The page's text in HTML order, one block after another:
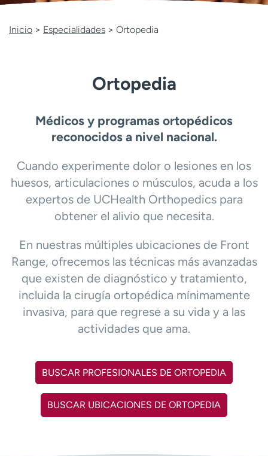
Ready. Set. CO.
Ensayos clínicos
Empleados
Profesionales
Noticias e historias
e
n
Inicio > Especialidades > Ortopedia
Ortopedia
Médicos y programas ortopédicos
reconocidos a nivel nacional.
Cuando experimente dolor o lesiones en los
huesos, articulaciones o músculos, acuda a los
expertos de UCHealth Orthopedics para
obtener el alivio que necesita.
En nuestras múltiples ubicaciones de Front
Range, ofrecemos las técnicas más avanzadas
que existen de diagnóstico y tratamiento,
incluida la cirugía ortopédica mínimamente
invasiva, para que regrese a su vida y a las
actividades que ama.
BUSCAR PROFESIONALES DE ORTOPEDIA
BUSCAR UBICACIONES DE ORTOPEDIA